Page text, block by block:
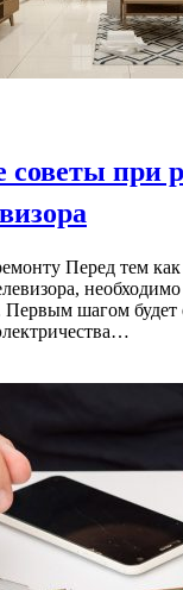
при
Перед тем
Первым шагом